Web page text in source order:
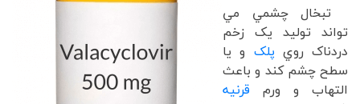
تبخال چشمي مي
تواند توليد يک زخم
دردناک روي پلک و يا
سطح چشم کند و باعث
التهاب و ورم قرنيه